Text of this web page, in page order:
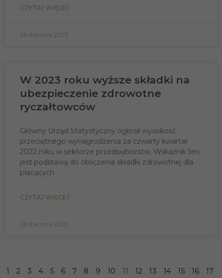
CZYTAJ WIĘCEJ
26 stycznia 2023
W 2023 roku wyższe składki na
ubezpieczenie zdrowotne
ryczałtowców
Główny Urząd Statystyczny ogłosił wysokość
przeciętnego wynagrodzenia za czwarty kwartał
2022 roku w sektorze przedsiębiorstw. Wskaźnik ten
jest podstawą do obliczenia składki zdrowotnej dla
płacących
CZYTAJ WIĘCEJ
26 stycznia 2023
1 2 3 4 5 6 7 8 9 10 11 12 13 14 15 16
17